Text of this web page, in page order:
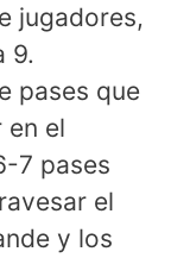
jugadores,
9.
pases que
en el
7 pases
el
y los